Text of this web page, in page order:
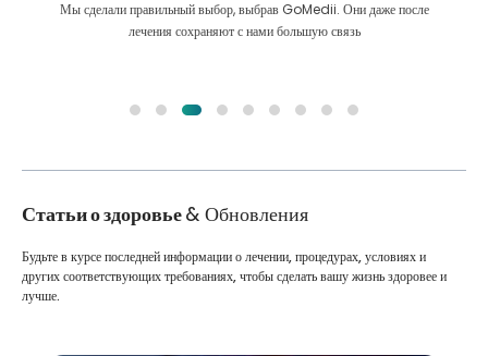
Мы сделали правильный выбор, выбрав GoMedii. Они даже после
лечения сохраняют с нами большую связь
Статьи о здоровье& Обновления
Будьте в курсе последней информации о лечении, процедурах, условиях и
других соответствующих требованиях, чтобы сделать вашу жизнь здоровее и
лучше.